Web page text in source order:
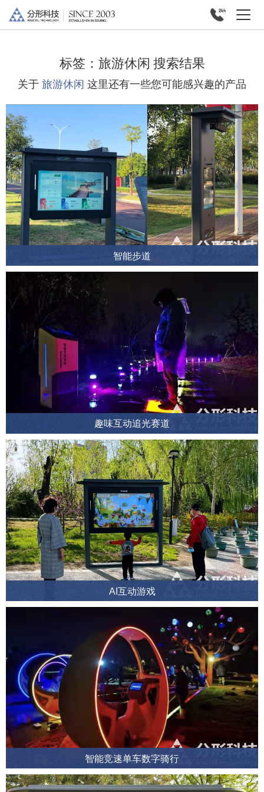
标签： 旅游休闲 搜索结果
关于 旅游休闲 这里还有一些您可能感兴趣的产品
智能步道
趣味互动追光赛道
AI互动游戏
智能竞速单车数字骑行